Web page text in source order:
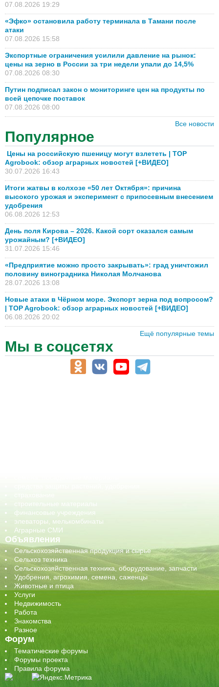
07.08.2026 19:29
«Эфко» остановила работу терминала в Тамани после
атаки
07.08.2026 15:58
Экспортные ограничения усилили давление на рынок:
цены на зерно в России за три недели упали до 14,5%
07.08.2026 08:30
Путин подписал закон о мониторинге цен на продукты по
всей цепочке поставок
07.08.2026 08:00
Все новости
Популярное
Цены на российскую пшеницу могут взлететь | TOP
Agrobook: обзор аграрных новостей [+ВИДЕО]
30.07.2026 16:43
Итоги жатвы в колхозе «50 лет Октября»: причина
высокого урожая и эксперимент с припосевным внесением
удобрения
06.08.2026 12:53
День поля Кирова – 2026. Какой сорт оказался самым
урожайным? [+ВИДЕО]
31.07.2026 15:46
«Предприятие можно просто закрывать»: град уничтожил
половину виноградника Николая Молчанова
28.07.2026 13:08
Новые атаки в Чёрном море. Экспорт зерна под вопросом?
| TOP Agrobook: обзор аграрных новостей [+ВИДЕО]
06.08.2026 20:02
Ещё популярные темы
Мы в соцсетях
строительные материалы
финансовые учреждения
элеваторы, мелькомбинаты
Аграрные СМИ
Объявления
Сельскохозяйственная продукция и сырье
Сельхоз техника
Сельскохозяйственная техника, оборудование, запчасти
Удобрения, агрохимия, семена, саженцы
Животные и птица
Услуги
Недвижимость
Работа
Знакомства
Разное
Форум
Тематические форумы
Форумы проекта
Правила форума